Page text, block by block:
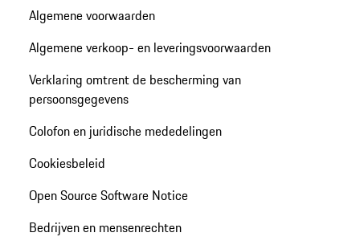
Algemene voorwaarden
Algemene verkoop- en leveringsvoorwaarden
Verklaring omtrent de bescherming van
persoonsgegevens
Colofon en juridische mededelingen
Cookiesbeleid
Open Source Software Notice
Bedrijven en mensenrechten